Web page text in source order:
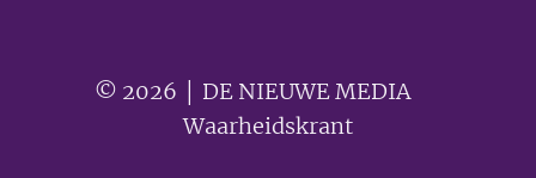
© 2026 │ DE NIEUWE MEDIA 🟣
Waarheidskrant